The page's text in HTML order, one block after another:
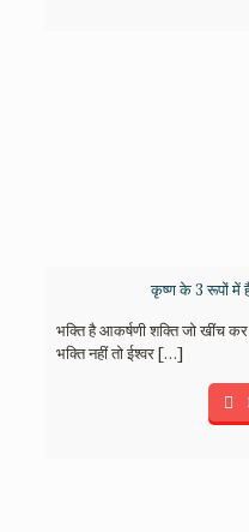
कृष्ण के 3 रूपों में
भक्ति है आकर्षणी शक्ति जो खींच
भक्ति नहीं तो ईश्वर[…]